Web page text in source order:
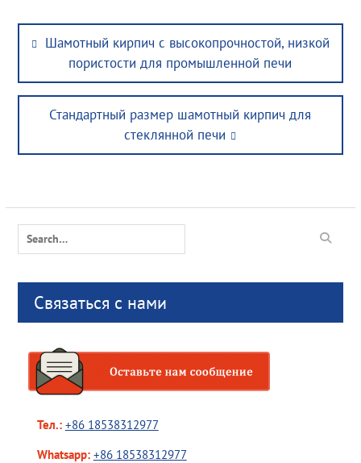
Post
navigation
Previous
Шамотный кирпич с высокопрочностой, низкой
пористости для промышленной печи
Next
Стандартный размер шамотный кирпич для
стеклянной печи
Search
Связаться с нами
Тел.: +86 18538312977
Whatsapp: +86 18538312977